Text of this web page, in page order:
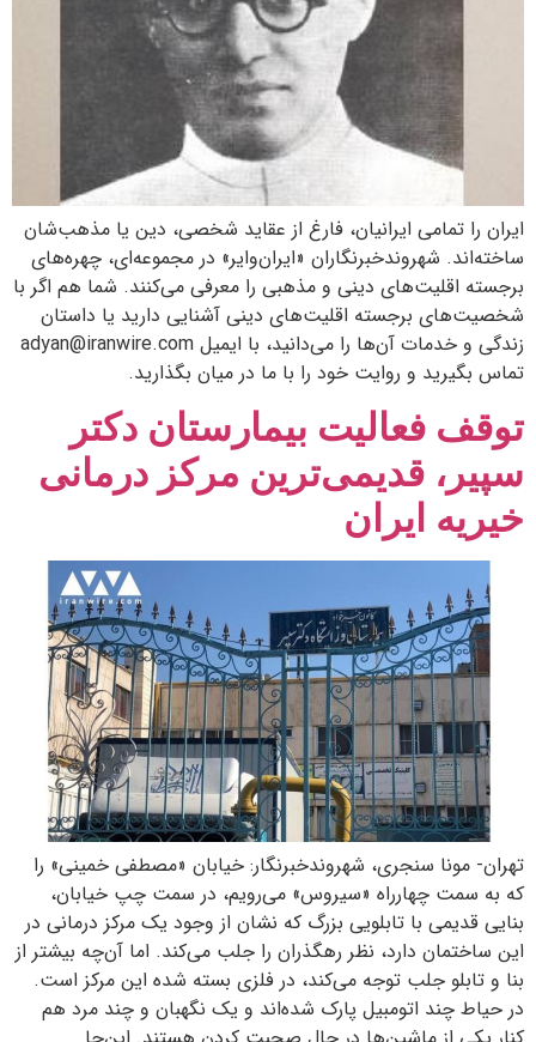
ایران را تمامی ایرانیان، فارغ از عقاید شخصی، دین یا مذهب‌شان
ساخته‌اند. شهروندخبرنگاران «ایران‌وایر» در مجموعه‌ای، چهره‌های
برجسته اقلیت‌های دینی و مذهبی را معرفی می‌کنند. شما هم اگر با
شخصیت‌های برجسته اقلیت‌های دینی آشنایی دارید یا داستان
زندگی و خدمات آن‌ها را می‌دانید، با ایمیل adyan@iranwire.com
تماس بگیرید و روایت خود را با ما در میان بگذارید.
توقف فعالیت بیمارستان دکتر
سپیر، قدیمی‌ترین مرکز درمانی
خیریه ایران
تهران- مونا سنجری، شهروندخبرنگار: خیابان «مصطفی خمینی» را
که به سمت چهارراه «سیروس» می‌رویم، در سمت چپ خیابان،
بنایی قدیمی با تابلویی بزرگ که نشان از وجود یک مرکز درمانی در
این ساختمان دارد، نظر رهگذران را جلب می‌کند. اما آن‌چه بیشتر از
بنا و تابلو جلب توجه می‌کند، در فلزی بسته شده این مرکز است.
در حیاط چند اتومبیل پارک شده‌‌اند و یک نگهبان و چند مرد هم